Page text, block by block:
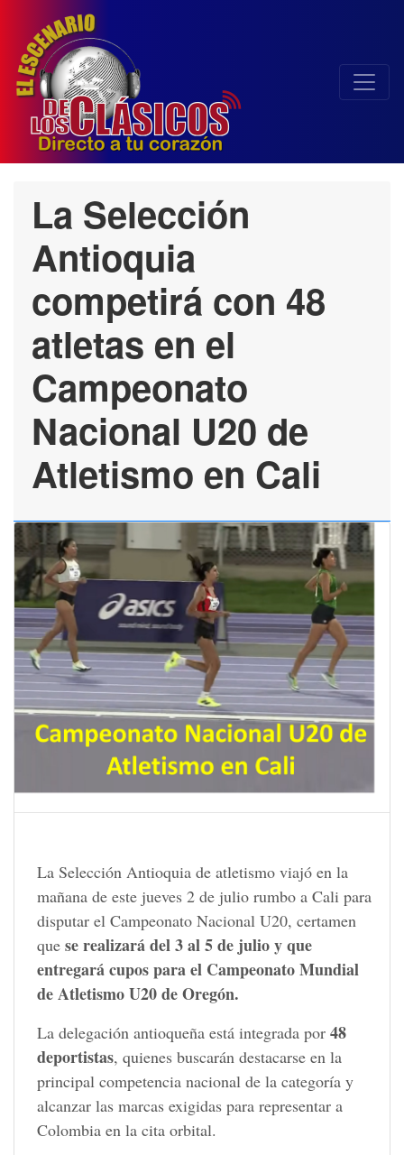
La Selección
Antioquia
competirá con 48
atletas en el
Campeonato
Nacional U20 de
Atletismo en Cali
La Selección Antioquia de atletismo viajó en la
mañana de este jueves 2 de julio rumbo a Cali para
disputar el Campeonato Nacional U20, certamen
que se realizará del 3 al 5 de julio y que
entregará cupos para el Campeonato Mundial
de Atletismo U20 de Oregón.
La delegación antioqueña está integrada por 48
deportistas, quienes buscarán destacarse en la
principal competencia nacional de la categoría y
alcanzar las marcas exigidas para representar a
Colombia en la cita orbital.